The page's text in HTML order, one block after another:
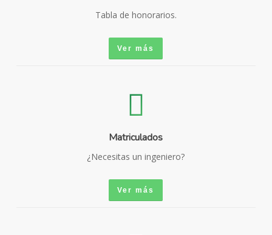
Tabla de honorarios.
Ver más
Matriculados
¿Necesitas un ingeniero?
Ver más